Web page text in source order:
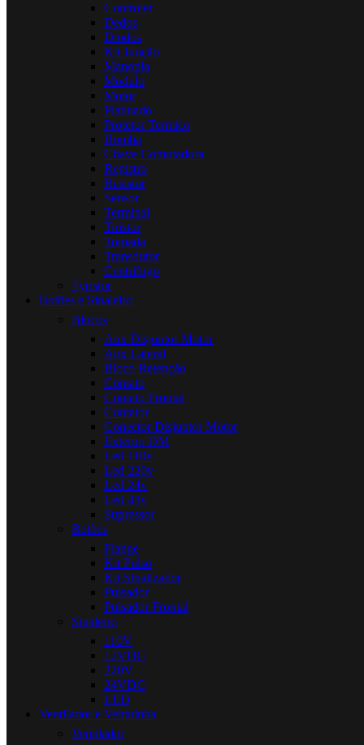
Controler
Dedos
Diodos
Kit Junção
Manopla
Modulo
Motor
Platinado
Protetor Termico
Bomba
Chave Comutadora
Registro
Resistor
Sensor
Terminal
Tiristor
Tomada
Transdutor
Centrifugo
Tyristor
Botões e Sinaleiro
Blocos
Aux Disjuntor Motor
Aux Lateral
Bloco Retenção
Contato
Contato Frontal
Contator
Conector Disjuntor Motor
Externo DM
Led 110v
Led 220v
Led 24v
Led 48v
Supressor
Botões
Flange
Kit Pulso
Kit Sinalizador
Pulsador
Pulsador Frontal
Sinaleiro
110V
12VDC
220V
24VDC
LED
Ventilador e Ventuinha
Ventilador